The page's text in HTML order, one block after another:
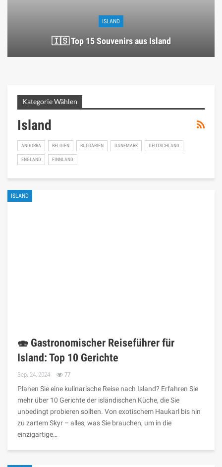
ISLAND
🇮🇸 Top 15 Souvenirs aus Island
Kategorie Wählen
Island
ANDORRA BELGIEN BULGARIEN DÄNEMARK DEUTSCHLAND
ENGLAND FINNLAND
ISLAND
🍣 Gastronomischer Reiseführer für
Island: Top 10 Gerichte
Sep. 24, 2024 77
Planen Sie eine kulinarische Reise nach Island? Erfahren Sie
mehr über 10 Gerichte der isländischen Küche, die Sie
unbedingt probieren sollten. Von exotischem Haukarl bis hin
zu zartem Skyr – alles, was Sie brauchen, um in die
einzigartige…